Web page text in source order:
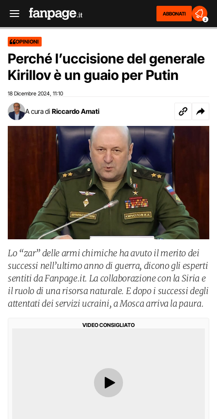
ABBONATI
2
OPINIONI
Perché l’uccisione del generale
Kirillov è un guaio per Putin
18 Dicembre 2024 11:10
A cura di Riccardo Amati
Lo “zar” delle armi chimiche ha avuto il merito dei
successi nell’ultimo anno di guerra, dicono gli esperti
sentiti da Fanpage.it. La collaborazione con la Siria e
il ruolo di una risorsa naturale. E dopo i successi degli
attentati dei servizi ucraini, a Mosca arriva la paura.
VIDEO CONSIGLIATO